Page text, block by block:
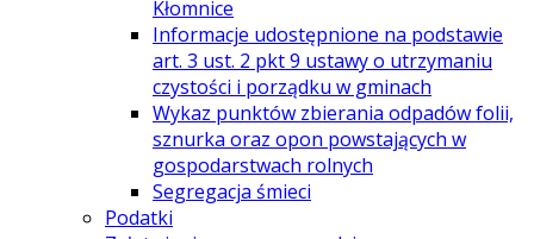
Kłomnice
Informacje udostępnione na podstawie
art. 3 ust. 2 pkt 9 ustawy o utrzymaniu
czystości i porządku w gminach
Wykaz punktów zbierania odpadów folii,
sznurka oraz opon powstających w
gospodarstwach rolnych
Segregacja śmieci
Podatki